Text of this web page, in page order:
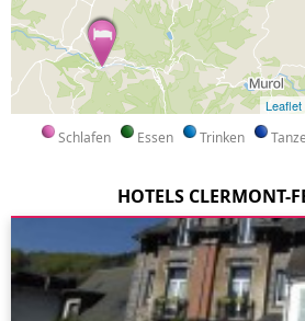
Leaflet
Schlafen Essen Trinken
HOTELS CLERMONT-